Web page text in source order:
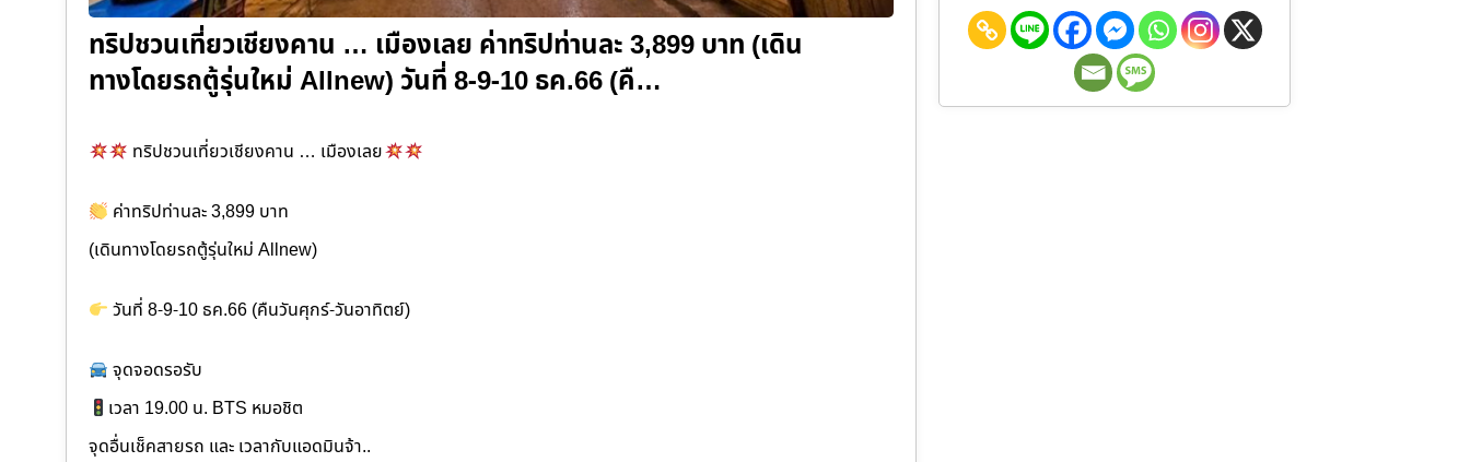
ทริปชวนเที่ยวเชียงคาน … เมืองเลย ค่าทริปท่านละ 3,899 บาท (เดิน
ทางโดยรถตู้รุ่นใหม่ Allnew) วันที่ 8-9-10 ธค.66 (คื…
ทริปชวนเที่ยวเชียงคาน … เมืองเลย
ค่าทริปท่านละ 3,899 บาท
(เดินทางโดยรถตู้รุ่นใหม่ Allnew)
วันที่ 8-9-10 ธค.66 (คืนวันศุกร์-วันอาทิตย์)
จุดจอดรอรับ
เวลา 19.00 น. BTS หมอชิต
จุดอื่นเช็คสายรถ และ เวลากับแอดมินจ้า..